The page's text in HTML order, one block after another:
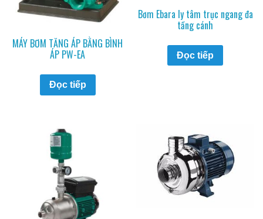
MÁY BƠM TĂNG ÁP BẰNG BÌNH
ÁP PW-EA
Đọc tiếp
Bơm Ebara ly tâm trục ngang đa
tầng cánh
Đọc tiếp